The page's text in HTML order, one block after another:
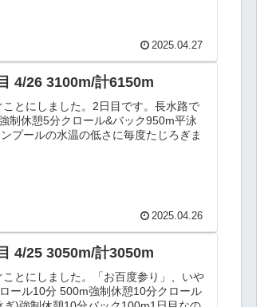
2025.04.27
4/26 3100m/計6150m
とにしました。2日目です。長水路で
制休憩5分クロール&バック950m平泳
プールの水温の低さに毎度たじろぎま
2025.04.26
4/25 3050m/計3050m
とにしました。「お百度参り」、いや
ール10分 500m強制休憩10分クロール